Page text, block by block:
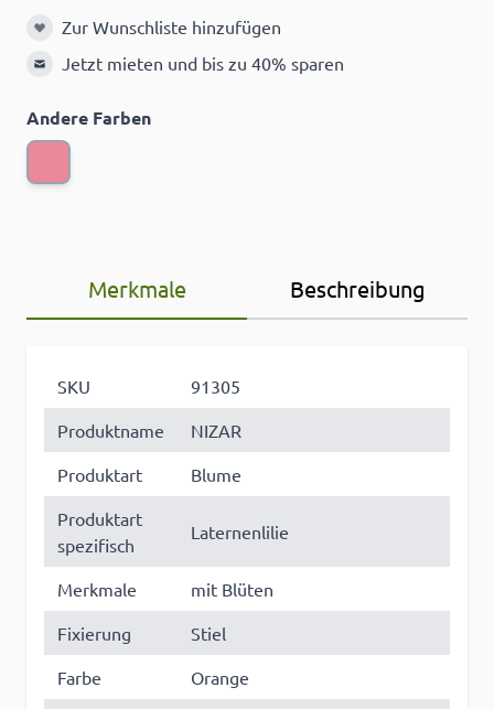
Zur Wunschliste hinzufügen
Zur Wunschliste hinzufügen
Jetzt mieten und bis zu 40% sparen
Andere Farben
Merkmale Beschreibung
SKU
91305
Produktname
NIZAR
Produktart
Blume
Produktart
spezifisch
Laternenlilie
Merkmale
mit Blüten
Fixierung
Stiel
Farbe
Orange